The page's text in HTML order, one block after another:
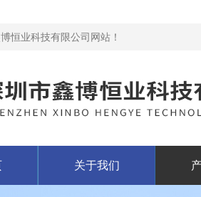
恒业科技有限公司网站！
关于我们